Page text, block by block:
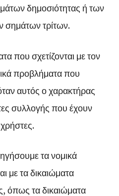
δημοσιότητας ή των
σημάτων τρίτων.
που σχετίζονται με τον
προβλήματα που
αυτός ο χαρακτήρας
συλλογής που έχουν
τα νομικά
με τα δικαιώματα
όπως τα δικαιώματα